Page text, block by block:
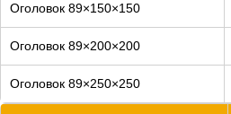
Оголовок 89×150×150
Оголовок 89×200×200
Оголовок 89×250×250